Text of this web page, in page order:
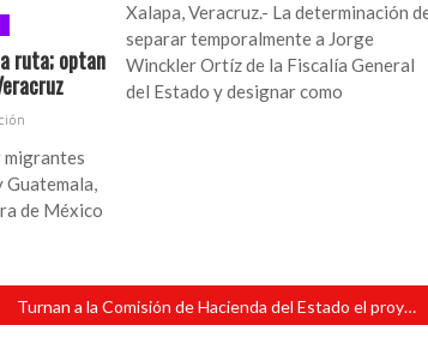
ruta; optan
migrantes
Guatemala,
de México
Xalapa, Veracruz.- La determinación
separar temporalmente a Jorge
Winckler Ortíz de la Fiscalía General
del Estado y designar como
Turnan a la Comisión de Hacienda del Estado el proyecto de Egresos 2022